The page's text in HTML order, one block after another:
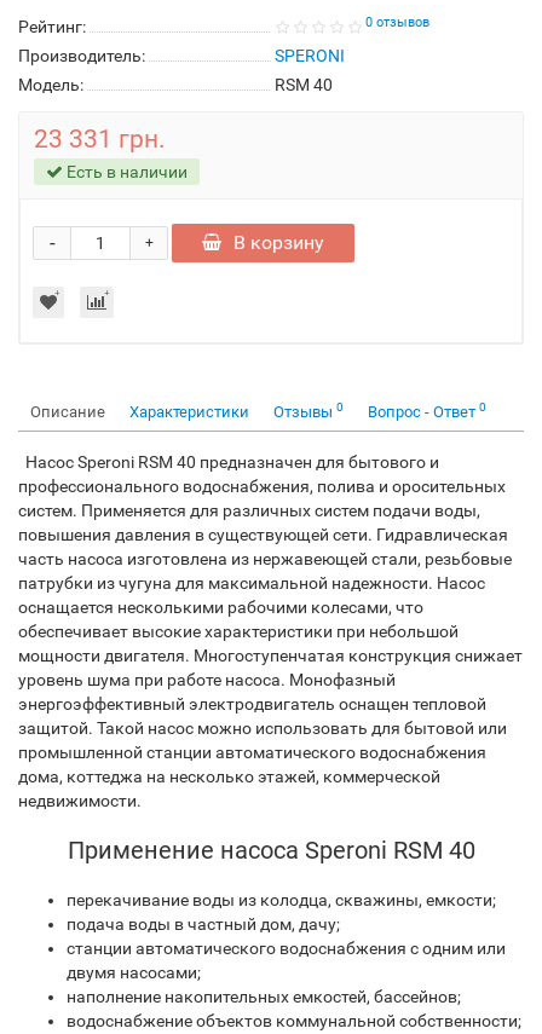
Рейтинг: 0 отзывов
Производитель:
SPERONI
Модель:
RSM 40
23 331 грн.
Есть в наличии
+
- В корзину
Описание Характеристики Отзывы 0 Вопрос - Ответ 0
Насос Speroni RSM 40 предназначен для бытового и
профессионального водоснабжения, полива и оросительных
систем. Применяется для различных систем подачи воды,
повышения давления в существующей сети. Гидравлическая
часть насоса изготовлена из нержавеющей стали, резьбовые
патрубки из чугуна для максимальной надежности. Насос
оснащается несколькими рабочими колесами, что
обеспечивает высокие характеристики при небольшой
мощности двигателя. Многоступенчатая конструкция снижает
уровень шума при работе насоса. Монофазный
энергоэффективный электродвигатель оснащен тепловой
защитой. Такой насос можно использовать для бытовой или
промышленной станции автоматического водоснабжения
дома, коттеджа на несколько этажей, коммерческой
недвижимости.
Применение насоса Speroni RSM 40
перекачивание воды из колодца, скважины, емкости;
подача воды в частный дом, дачу;
станции автоматического водоснабжения с одним или
двумя насосами;
наполнение накопительных емкостей, бассейнов;
водоснабжение объектов коммунальной собственности;